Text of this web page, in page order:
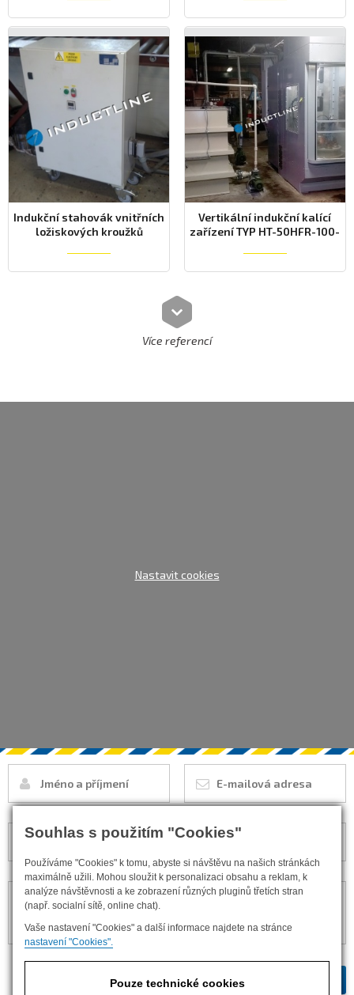
Souhlas s použitím "Cookies"
Používáme "Cookies" k tomu, abyste si návštěvu na našich stránkách
maximálně užili. Mohou sloužit k personalizaci obsahu a reklam, k
analýze návštěvnosti a ke zobrazení různých pluginů třetích stran
(např. socialní sítě, online chat).
Vaše nastavení "Cookies" a další informace najdete na stránce
nastavení "Cookies".
Pouze technické cookies
Indukční stahovák vnitřních
ložiskových kroužků
Vertikální indukční kalící
zařízení TYP HT-50HFR-100-
Více referencí
Nastavit cookies